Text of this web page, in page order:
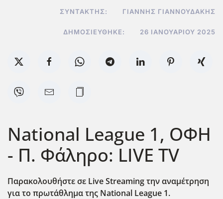
ΣΥΝΤΆΚΤΗΣ: ΓΙΆΝΝΗΣ ΓΙΑΝΝΟΥΔΆΚΗΣ
ΔΗΜΟΣΙΕΎΘΗΚΕ: 26 ΙΑΝΟΥΑΡΊΟΥ 2025
National League 1, ΟΦΗ
- Π. Φάληρο: LIVE TV
Παρακολουθήστε σε LiveStreamingτην αναμέτρηση
για το πρωτάθλημα της National League 1.